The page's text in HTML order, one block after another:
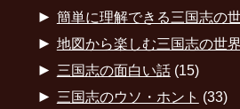
► 簡単に理解できる三国志の
► 地図から楽しむ三国志の世界
► 三国志の面白い話(15)
► 三国志のウソ・ホント (33)